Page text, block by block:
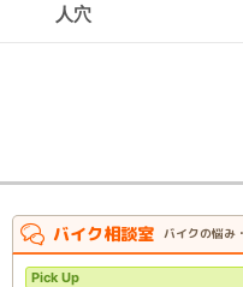
人穴
バイク相談室 バイクの悩み
Pick Up